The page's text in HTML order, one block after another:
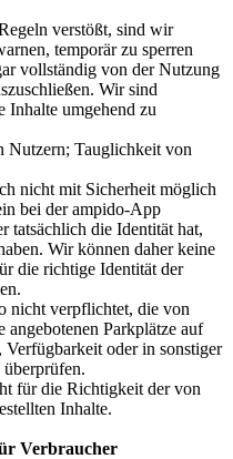
verstößt, sind wir
temporär zu sperren
vollständig von der Nutzung
Wir sind
Inhalte umgehend zu
Nutzern; Tauglichkeit von
nicht mit Sicherheit möglich
bei der ampido-App
tatsächlich die Identität hat,
Wir können daher keine
die richtige Identität der
nicht verpflichtet, die von
angebotenen Parkplätze auf
Verfügbarkeit oder in sonstiger
für die Richtigkeit der von
Inhalte.
Verbraucher